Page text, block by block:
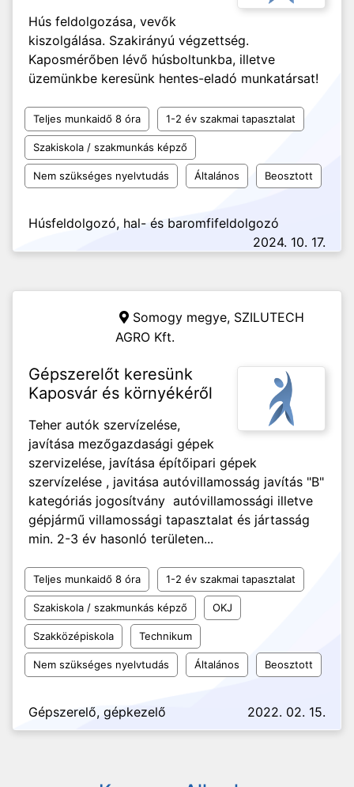
Hús feldolgozása, vevők
kiszolgálása. Szakirányú végzettség.
Kaposmérőben lévő húsboltunkba, illetve
üzemünkbe keresünk hentes-eladó munkatársat!
Teljes munkaidő 8 óra 1-2 év szakmai tapasztalat
Szakiskola / szakmunkás képző
Nem szükséges nyelvtudás Általános Beosztott
Húsfeldolgozó, hal- és baromfifeldolgozó
2024. 10. 17.
Somogy megye, SZILUTECH
AGRO Kft.
Gépszerelőt keresünk
Kaposvár és környékéről
Teher autók szervízelése,
javítása mezőgazdasági gépek
szervizelése, javítása építőipari gépek
szervízelése , javitása autóvillamosság javítás "B"
kategóriás jogosítvány autóvillamossági illetve
gépjármű villamossági tapasztalat és jártasság
min. 2-3 év hasonló területen...
Teljes munkaidő 8 óra 1-2 év szakmai tapasztalat
Szakiskola / szakmunkás képző OKJ
Szakközépiskola Technikum
Nem szükséges nyelvtudás Általános Beosztott
Gépszerelő, gépkezelő 2022. 02. 15.